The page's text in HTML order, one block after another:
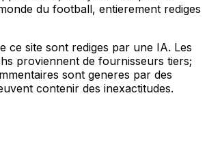
du football, entierement rediges
ce site sont rediges par une IA. Les
proviennent de fournisseurs tiers;
sont generes par des
contenir des inexactitudes.